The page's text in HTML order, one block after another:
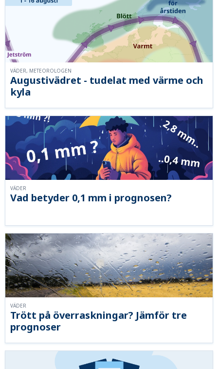
Augustivädret - tudelat med värme och
kyla
VÄDER, METEOROLOGEN
Vad betyder 0,1 mm i prognosen?
VÄDER
Trött på överraskningar? Jämför tre
prognoser
VÄDER